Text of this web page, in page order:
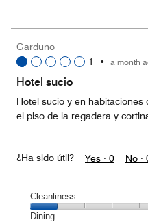
5
out
of
Garduno
1
• a month
Hotel sucio
Hotel sucio y en
el piso de la regadera y
¿Ha sido útil? Yes · 0 No ·
Cleanliness
Cleanliness,
Dining